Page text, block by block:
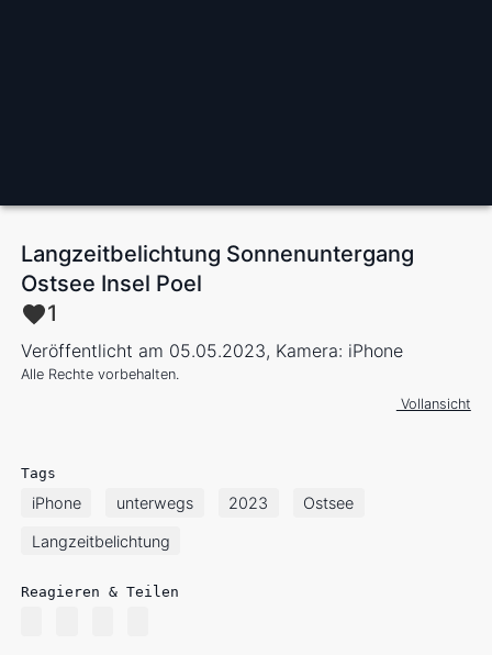
Langzeitbelichtung Sonnenuntergang
Ostsee Insel Poel
1
Veröffentlicht am 05.05.2023, Kamera: iPhone
Alle Rechte vorbehalten.
Vollansicht
Tags
iPhone unterwegs 2023 Ostsee
Langzeitbelichtung
Reagieren & Teilen